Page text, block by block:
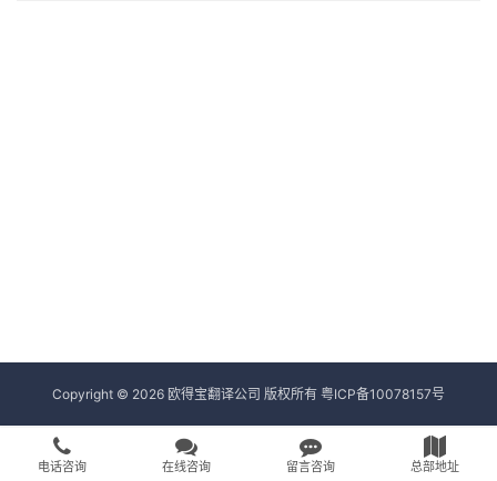
Copyright © 2026 欧得宝翻译公司 版权所有 粤ICP备10078157号
电话咨询 在线咨询 留言咨询 总部地址